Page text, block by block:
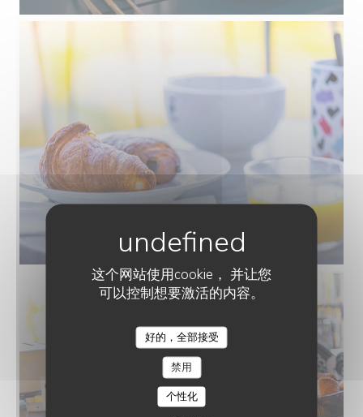
这个网站使用cookie， 并让您
可以控制想要激活的内容。
好的，全部接受
禁用
个性化